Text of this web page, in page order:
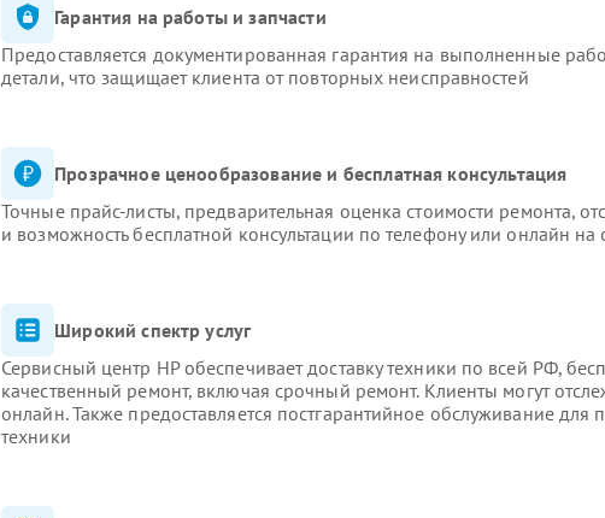
Гарантия на работы и запчасти
Предоставляется документированная гарантия на выполненные
детали, что защищает клиента от повторных неисправностей
Прозрачное ценообразование и бесплатная консультация
Точные прайс-листы, предварительная оценка стоимости ремонта,
и возможность бесплатной консультации по телефону или онлайн на
Широкий спектр услуг
Сервисный центр HP обеспечивает доставку техники по всей РФ,
качественный ремонт, включая срочный ремонт. Клиенты могут
онлайн. Также предоставляется постгарантийное обслуживание для
техники